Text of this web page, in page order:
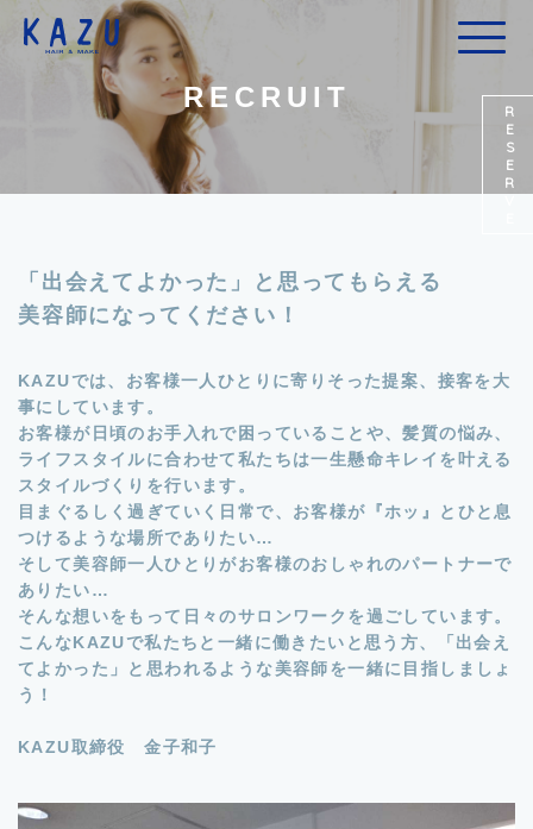
RESERVE
RECRUIT
「出会えてよかった」と思ってもらえる
美容師になってください！
KAZUでは、お客様一人ひとりに寄りそった提案、接客を大
事にしています。
お客様が日頃のお手入れで困っていることや、髪質の悩み、
ライフスタイルに合わせて私たちは一生懸命キレイを叶える
スタイルづくりを行います。
目まぐるしく過ぎていく日常で、お客様が『ホッ』とひと息
つけるような場所でありたい…
そして美容師一人ひとりがお客様のおしゃれのパートナーで
ありたい…
そんな想いをもって日々のサロンワークを過ごしています。
こんなKAZUで私たちと一緒に働きたいと思う方、「出会え
てよかった」と思われるような美容師を一緒に目指しましょ
う！
KAZU取締役 金子和子